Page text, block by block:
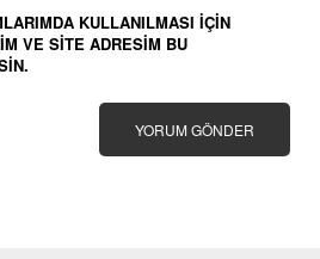
KULLANILMASI IÇIN
VE SITE ADRESIM BU